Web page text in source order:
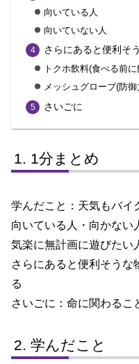
向いている人
向いていない人
さらにあると便利そ
トクホ飲料(食べる前
メッシュグローブ(防
さいごに
1分まとめ
学んだこと：天気もバイ
向いている人・向かない
気楽に無計画に遊びたい
さらにあると便利そうな
る
さいごに：命に関わるこ
学んだこと